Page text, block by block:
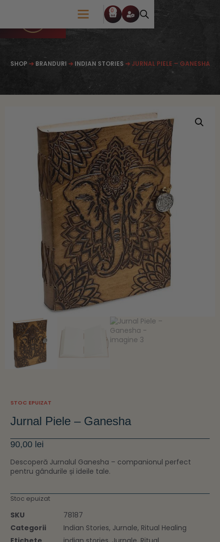
0
SHOP ➔ BRANDURI ➔ INDIAN STORIES ➔ JURNAL PIELE – GANESHA
STOC EPUIZAT
Jurnal Piele – Ganesha
90,00 lei
Descoperă Jurnalul Ganesha – companionul perfect
pentru gândurile și ideile tale.
Stoc epuizat
SKU
78187
Categorii
Indian Stories, Jurnale, Ritual Healing